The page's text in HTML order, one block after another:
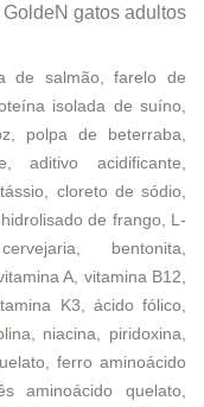
gatos adultos
de salmão, farelo de
isolada de suíno,
polpa de beterraba,
acidificante,
cloreto de sódio,
de frango, L-
bentonita,
A, vitamina B12,
K3, ácido fólico,
niacina, piridoxina,
ferro aminoácido
aminoácido quelato,